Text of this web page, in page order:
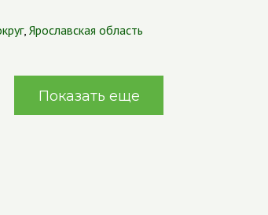
, Ярославская область
Показать еще